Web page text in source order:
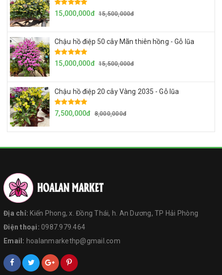
15,000,000đ 15,500,000đ
Chậu hồ điệp 50 cây Mãn thiên hồng - Gỗ lũa
15,000,000đ 15,500,000đ
Chậu hồ điệp 20 cây Vàng 2035 - Gỗ lũa
7,500,000đ 8,000,000đ
Địa chỉ:Kiến Phong, x. Đồng Thái, h. An Dương, TP Hải Phòng
Điện thoại: 0987.979.464
Email: hoalanmarkethp@gmail.com